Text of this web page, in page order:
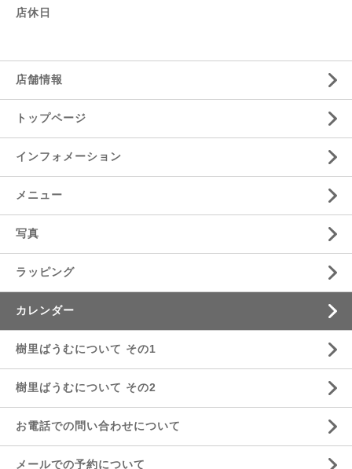
店休日
店舗情報
トップページ
インフォメーション
メニュー
写真
ラッピング
カレンダー
樹里ばうむについて その1
樹里ばうむについて その2
お電話での問い合わせについて
メールでの予約について